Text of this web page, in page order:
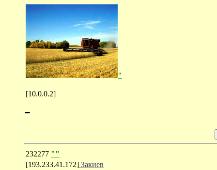
"
[10.0.0.2]
-
232277 ""
[193.233.41.172] Закиев